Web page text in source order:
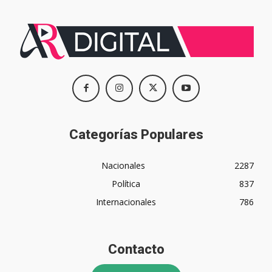
Categorías Populares
Nacionales
2287
Política
837
Internacionales
786
Contacto